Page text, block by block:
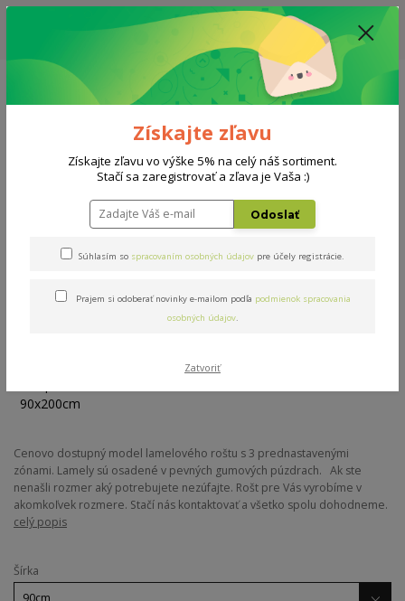
ZĽAVA: VŠETKY VYSTAVENÉ POSTELE ZA 400€ - CENA MATRACU A ROŠTU
PODĽA VÝBERU / DODACIA LEHOTA JE AKTUÁLNE 10-15 PRACOVNÝCH
Menu
0908 777 700 Po-So: 10-18 hod.
0
Lamelové Super R6 90x200cm
Super R6 90x200cm
Cenovo dostupný model lamelového roštu s 3 prednastavenými
zónami. Lamely sú osadené v pevných gumových púzdrach. Ak ste
nenašli rozmer aký potrebujete nezúfajte. Rošt pre Vás vyrobíme v
akomkoľvek rozmere. Stačí nás kontaktovať a všetko spolu dohodneme.
celý popis
Šírka
Získajte zľavu
Získajte zľavu vo výške 5% na celý náš sortiment.
Stačí sa zaregistrovať a zľava je Vaša :)
Odoslať
Súhlasím so spracovaním osobných údajov pre účely registrácie.
Prajem si odoberať novinky e-mailom podľa podmienok spracovania
osobných údajov.
Zatvoriť